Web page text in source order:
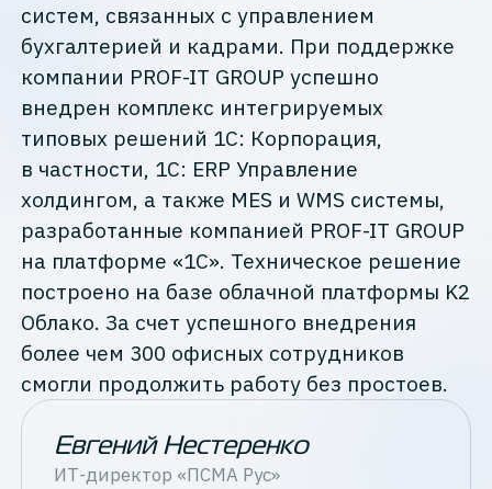
систем, связанных с управлением
бухгалтерией и кадрами. При поддержке
компании PROF-IT GROUP успешно
внедрен комплекс интегрируемых
типовых решений 1С: Корпорация,
в частности, 1С: ERP Управление
холдингом, а также MES и WMS системы,
разработанные компанией PROF-IT GROUP
на платформе «1С». Техническое решение
построено на базе облачной платформы K2
Облако. За счет успешного внедрения
более чем 300 офисных сотрудников
смогли продолжить работу без простоев.
Евгений Нестеренко
ИТ-директор «ПСМА Рус»